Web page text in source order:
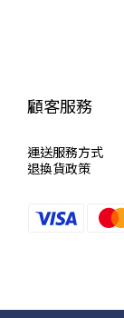
顧客服務
運送服務方式
退換貨政策